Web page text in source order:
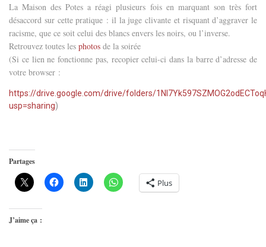
La Maison des Potes a réagi plusieurs fois en marquant son très fort
désaccord sur cette pratique : il la juge clivante et risquant d’aggraver le
racisme, que ce soit celui des blancs envers les noirs, ou l’inverse.
Retrouvez toutes les photos de la soirée
(Si ce lien ne fonctionne pas, recopier celui-ci dans la barre d’adresse de
votre browser :
https://drive.google.com/drive/folders/
usp=sharing)
Partages
Plus
J’aime ça :